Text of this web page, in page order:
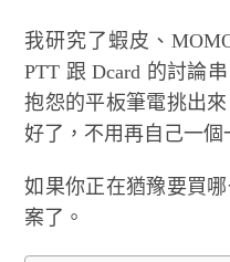
我研究了蝦皮、
PTT 跟 Dcard 的討論
抱怨的平板筆電挑出
好了，不用再自己一個
如果你正在猶豫要買
案了。